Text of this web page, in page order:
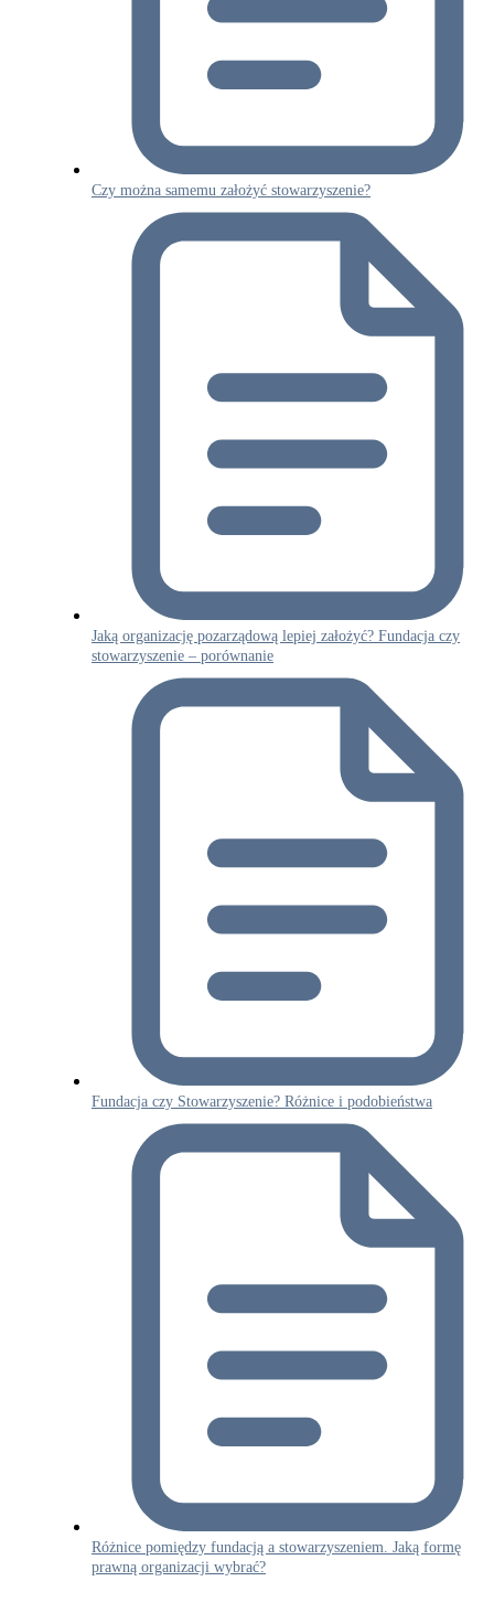
Czy można samemu założyć stowarzyszenie?
Jaką organizację pozarządową lepiej założyć? Fundacja czy
stowarzyszenie – porównanie
Fundacja czy Stowarzyszenie? Różnice i podobieństwa
Różnice pomiędzy fundacją a stowarzyszeniem. Jaką formę
prawną organizacji wybrać?